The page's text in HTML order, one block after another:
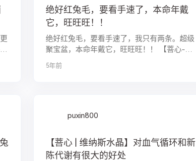
绝好红兔毛，要看手速了，本命年戴
它，旺旺旺！！
绝好红兔毛，要看手速了，我只有两条。超级
聚宝盆，本命年戴它，旺旺旺！！ 【菩心-红
兔毛】
5年前
puxin800
【菩心 | 维纳斯水晶】对血气循环和新
陈代谢有很大的好处